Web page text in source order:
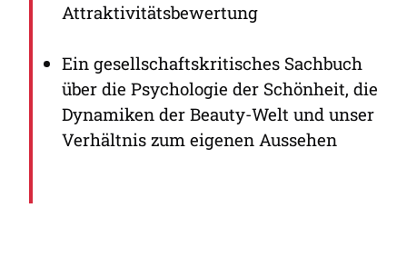
Attraktivitätsbewertung
Ein gesellschaftskritisches Sachbuch
über die Psychologie der Schönheit, die
Dynamiken der Beauty-Welt und unser
Verhältnis zum eigenen Aussehen